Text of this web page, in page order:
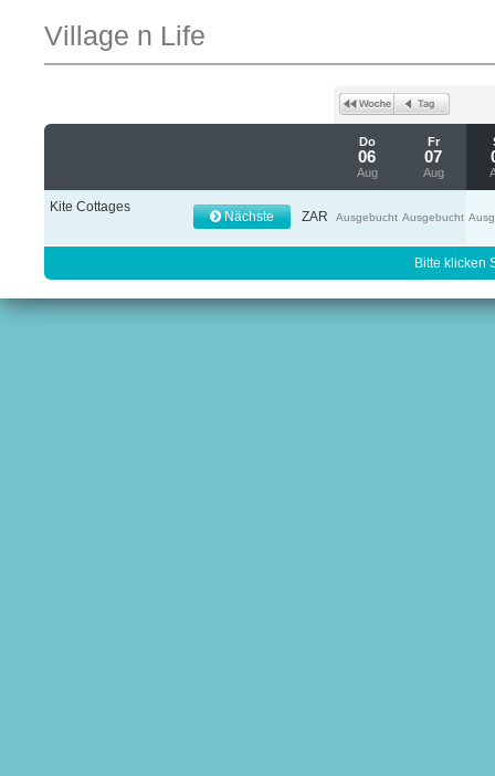
Village n Life
Do
06
Aug
Fr
07
Aug
Kite Cottages
Nächste ZAR Ausgebucht Ausgebucht
Bitte klicken